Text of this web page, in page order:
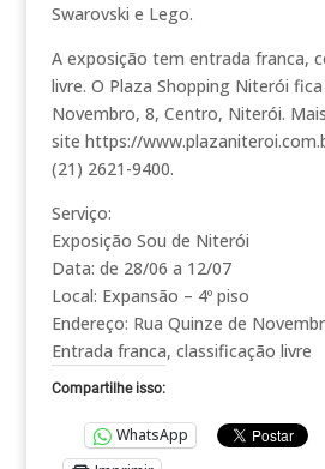
Swarovski e Lego.
A exposição tem entrada franca,
livre. O Plaza Shopping Niterói
Novembro, 8, Centro, Niterói.
site https://
(21) 2621-9400.
Serviço:
Exposição Sou de Niterói
Data: de 28/06 a 12/07
Local: Expansão – 4º piso
Endereço: Rua Quinze de
Entrada franca, classificação livre
Compartilhe isso:
WhatsApp